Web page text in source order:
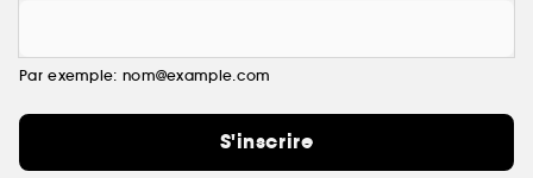
Par exemple: nom@example.com
S'inscrire